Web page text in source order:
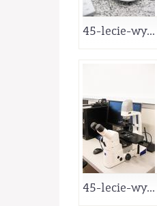
45-lecie-wy...
45-lecie-wy...